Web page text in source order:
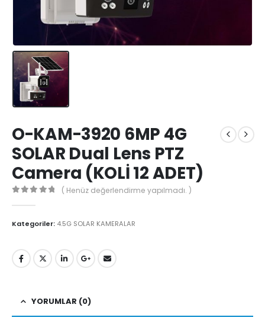
O-KAM-3920 6MP 4G
SOLAR Dual Lens PTZ
Camera (KOLİ 12 ADET)
( Henüz değerlendirme yapılmadı. )
Kategoriler: 4.5G SOLAR KAMERALAR
YORUMLAR (0)